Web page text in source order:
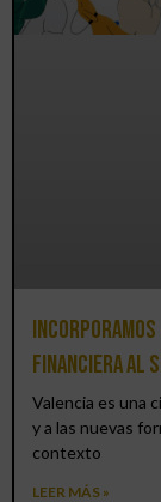
Incorporamos
financiera al
Valencia es una
y a las nuevas
contexto
LEER MÁS »